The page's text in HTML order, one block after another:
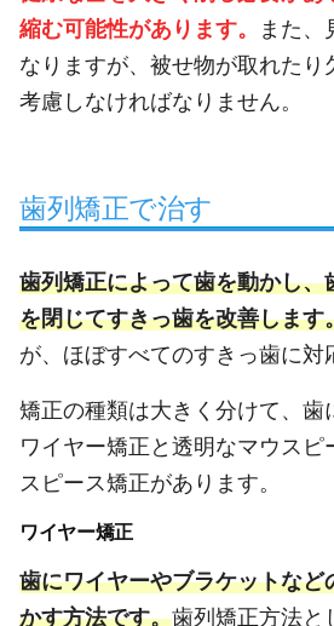
縮む可能性があります。
また、
なりますが、被せ物が取れたり
考慮しなければなりません。
歯列矯正で治す
歯列矯正によって歯を動かし、
を閉じてすきっ歯を改善します
が、ほぼすべてのすきっ歯に対
矯正の種類は大きく分けて、歯
ワイヤー矯正と透明なマウスピ
スピース矯正があります。
ワイヤー矯正
歯にワイヤーやブラケットなど
かす方法です。歯列矯正方法と